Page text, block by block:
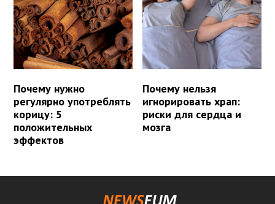
Почему нужно
регулярно употреблять
корицу: 5
положительных
эффектов
Почему нельзя
игнорировать храп:
риски для сердца и
мозга